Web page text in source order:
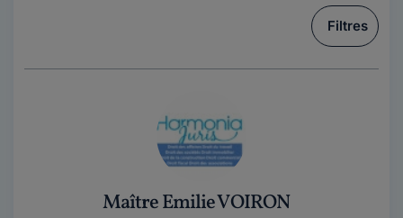
Filtres
Maître Emilie VOIRON